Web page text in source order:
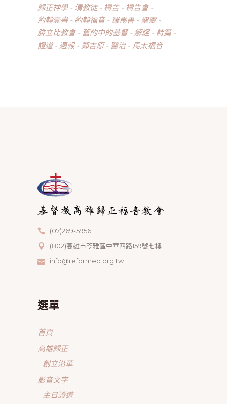
歸正神學
清教徒 禱告
禱告會
約翰壹書
約翰福音 羅馬書
聖靈
腓立比教會
舊約中的基督 解經
詩篇
證道
週報 鄭吉原 醫治 馬太福音
(07)269-5956
(802)高雄市苓雅區中華四路159號七樓
info@reformed.org.tw
選單
首頁
高雄歸正
創立沿革
影音文字
主日證道